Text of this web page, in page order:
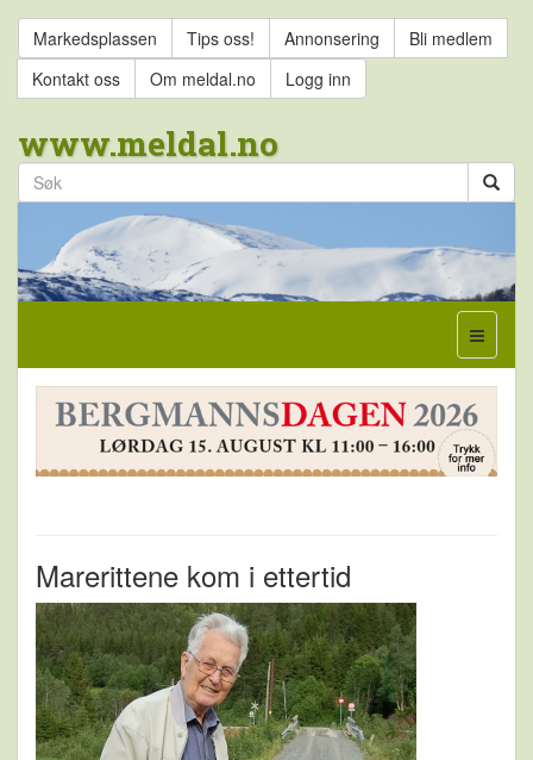
Markedsplassen Tips oss! Annonsering
Bli medlem
Kontakt oss
Om meldal.no Logg inn
www.meldal.no
Marerittene kom i ettertid